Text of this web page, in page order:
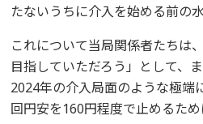
たないうちに介入を始める前の
これについて当局関係者たちは
目指していただろう」として、
2024年の介入局面のような極端
回円安を160円程度で止めるた